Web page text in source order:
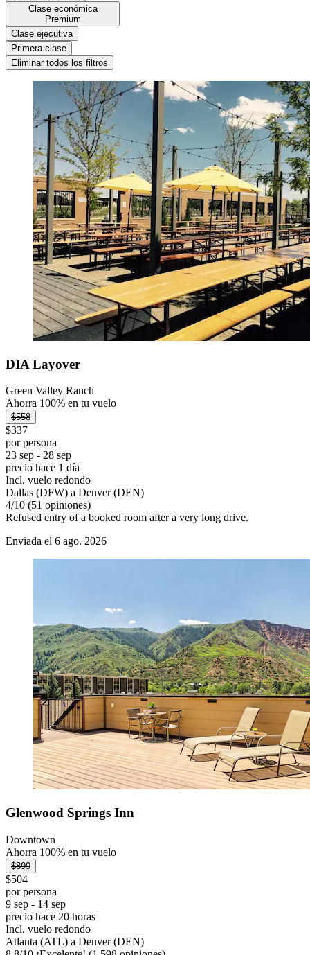
Clase económica
Premium
Clase ejecutiva
Primera clase
Eliminar todos los filtros
DIA Layover
Green Valley Ranch
Ahorra 100% en tu vuelo
$558
$337
por persona
23 sep - 28 sep
precio hace 1 día
Incl. vuelo redondo
Dallas (DFW) a Denver (DEN)
4/10 (51 opiniones)
Refused entry of a booked room after a very long drive.
Enviada el 6 ago. 2026
Glenwood Springs Inn
Downtown
Ahorra 100% en tu vuelo
$899
$504
por persona
9 sep - 14 sep
precio hace 20 horas
Incl. vuelo redondo
Atlanta (ATL) a Denver (DEN)